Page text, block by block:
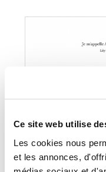
Ce site web utilise
Les cookies nous
et les annonces,